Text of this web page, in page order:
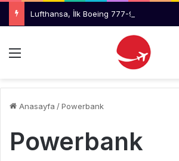
Menü
Anasayfa /Powerbank
Powerbank